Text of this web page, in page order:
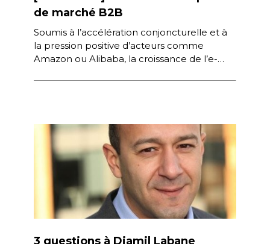
de marché B2B
Soumis à l’accélération conjoncturelle et à
la pression positive d’acteurs comme
Amazon ou Alibaba, la croissance de l’e-
3 questions à Djamil Labane